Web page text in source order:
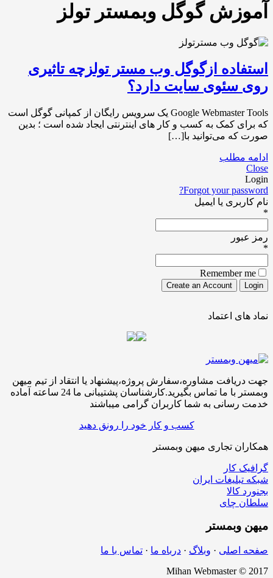
آموزش گوگل وبمستر تولز
استفاده ازگوگل وب مستر تولزچه تاثیری
روی سئوی سایت دارد؟
Google Webmaster Tools یک سرویس رایگان از کمپانی گوگل است
که برای کمک به کسب و کار های اینترنتی ایجاد شده است ؛ بدین
صورت که می‌توانید با[…]
ادامه مطلب
Close
Login
Forgot your password?
نام کاربری یا ایمیل
*
رمز عبور
*
Remember me
نماد های اعتماد
جهت دریافت مشاوره،سفارش پروژه،پیشنهاد یا انتقاد از تیم میهن
وبمستر با ما تماس بگیرید.کارشناسان پشتیبانی ما 24 ساعته آماده
خدمت رسانی به شما کاربران گرامی میباشند
کسب و کار خود را رونق دهید
همکاران تجاری میهن وبمستر
گرافیک کار
شبکه تبلیغات ایران
بجنورد کالا
سلطان چای
میهن وبمستر
صفحه اصلی · وبلاگ · درباه ما · تماس با ما
Mihan Webmaster © 2017